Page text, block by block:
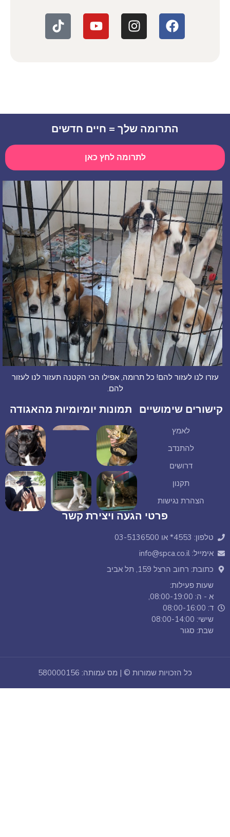
התרומה שלך = חיים חדשים
לתרומה לחץ כאן
עזרו לנו לעזור להם! כל תרומה, אפילו הכי הקטנה תעזור לנו לעזור
להם.
שימושיים
לאמץ
להתנדב
דרושים
תקנון
הצהרת נגישות
תמונות יומיומיות מהאגודה
פרטי הגעה ויצירת קשר
טלפון: 4553* או 03-5136500
אימייל: info@spca.co.il
כתובת: רחוב הרצל 159, תל אביב
שעות פעילות:
א - ה: 08:00-19:00,
ד: 08:00-16:00
שישי: 08:00-14:00
שבת: סגור
כל הזכויות שמורות © | מס עמותה: 580000156